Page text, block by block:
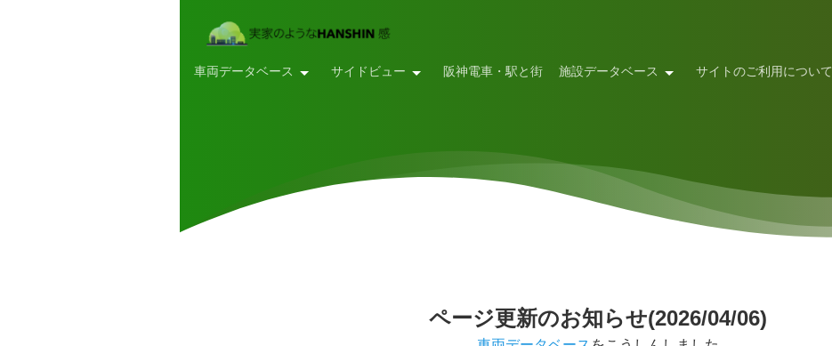
車両データベース サイドビュー 阪神電車・駅と街 施設データベース サイトのご利用について
ページ更新のお知らせ(2026/04/06)